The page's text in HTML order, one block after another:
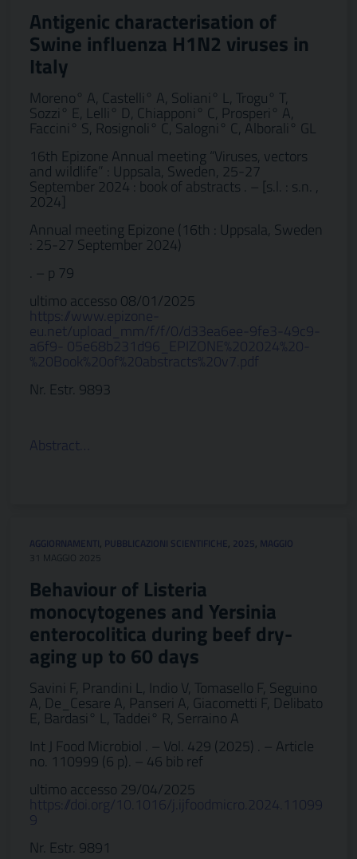
Antigenic characterisation of
Swine influenza H1N2 viruses in
Italy
Moreno° A, Castelli° A, Soliani° L, Trogu° T,
Sozzi° E, Lelli° D, Chiapponi° C, Prosperi° A,
Faccini° S, Rosignoli° C, Salogni° C, Alborali° GL
16th Epizone Annual meeting “Viruses, vectors
and wildlife” : Uppsala, Sweden, 25-27
September 2024 : book of abstracts . – [s.l. : s.n. ,
2024]
Annual meeting Epizone (16th : Uppsala, Sweden
: 25-27 September 2024)
. – p 79
ultimo accesso 08/01/2025
https://www.epizone-
eu.net/upload_mm/f/f/0/d33ea6ee-9fe3-49c9-
a6f9- 05e68b231d96_EPIZONE%202024%20-
%20Book%20of%20abstracts%20v7.pdf
Nr. Estr. 9893
Abstract…
AGGIORNAMENTI, PUBBLICAZIONI SCIENTIFICHE, 2025, MAGGIO
31 MAGGIO 2025
Behaviour of Listeria
monocytogenes and Yersinia
enterocolitica during beef dry-
aging up to 60 days
Savini F, Prandini L, Indio V, Tomasello F, Seguino
A, De_Cesare A, Panseri A, Giacometti F, Delibato
E, Bardasi° L, Taddei° R, Serraino A
Int J Food Microbiol . – Vol. 429 (2025) . – Article
no. 110999 (6 p). – 46 bib ref
ultimo accesso 29/04/2025
https://doi.org/10.1016/j.ijfoodmicro.2024.11099
9
Nr. Estr. 9891